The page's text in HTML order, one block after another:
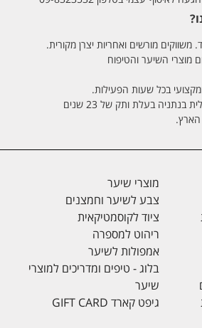
משווקים מורשים ואחריות יצרן מקורית.
בכל שעות הפעילות.
בנתניה בעלת ותק של 23 שנים
הארץ.
מוצרי שיער
צבע לשיער וחמצנים
ציוד לקוסמטיקאית
ריהוט למספרה
אמפולות לשיער
בלוג - טיפים ומדריכים למוצרי
שיער
גיפט קארד GIFT CARD